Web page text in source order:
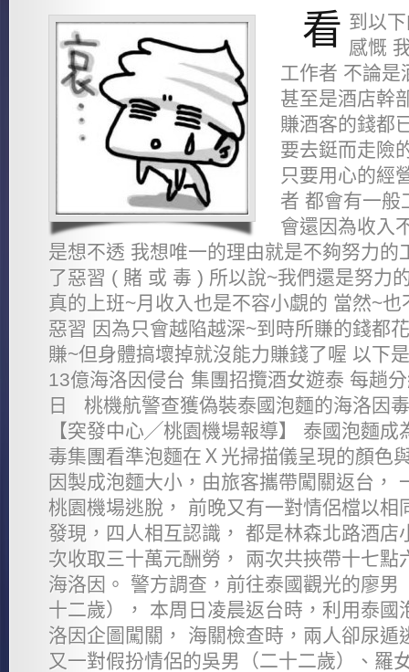
看 到以
感慨
工作者 不論是
甚至是酒店幹
賺酒客的錢都
要去鋌而走險
只要用心的經
者 都會有一般
會還因為收入
是想不透 我想唯一的理由就是不夠努力的
了惡習 ( 賭 或 毒 ) 所以說~我們還是努力
真的上班~月收入也是不容小覷的 當然~
惡習 因為只會越陷越深~到時所賺的錢都
賺~但身體搞壞掉就沒能力賺錢了喔 以下
13億海洛因侵台 集團招攬酒女遊泰 每趟
日 桃機航警查獲偽裝泰國泡麵的海洛因
【突發中心╱桃園機場報導】 泰國泡麵成
毒集團看準泡麵在Ｘ光掃描儀呈現的顏色
因製成泡麵大小，由旅客攜帶闖關返台，
桃園機場逃脫， 前晚又有一對情侶檔以相
發現，四人相互認識， 都是林森北路酒店
次收取三十萬元酬勞， 兩次共挾帶十七點
海洛因。 警方調查，前往泰國觀光的廖男
十二歲）， 本周日凌晨返台時，利用泰國
洛因企圖闖關， 海關檢查時，兩人卻尿遁
又一對假扮情侶的吳男（二十二歲）、羅